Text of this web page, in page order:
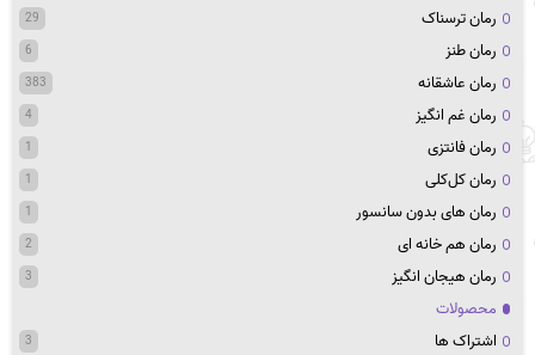
رمان ترسناک 29
رمان طنز 6
رمان عاشقانه 383
رمان غم انگیز 4
رمان فانتزی 1
رمان کل‌کلی 1
رمان های بدون سانسور 1
رمان هم خانه ای 2
رمان هیجان انگیز 3
محصولات
اشتراک ها
3